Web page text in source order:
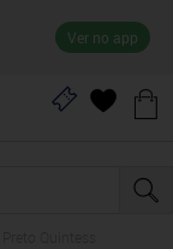
Ver no app